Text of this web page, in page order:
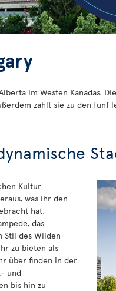
im Westen Kanadas.
zählt sie zu den fünf
Kultur
was ihr den
hat.
das
Stil des Wilden
zu bieten als
über finden in der
und
bis hin zu